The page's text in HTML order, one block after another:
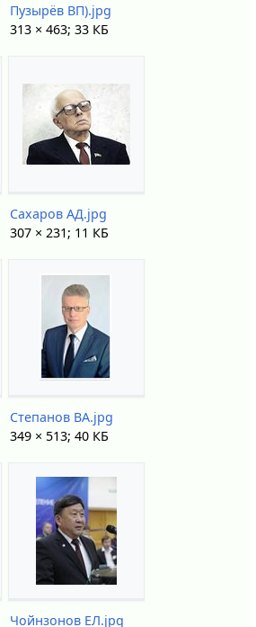
Пузырёв ВП).jpg
313 × 463; 33 КБ
Сахаров АД.jpg
307 × 231; 11 КБ
Степанов ВА.jpg
349 × 513; 40 КБ
Чойнзонов ЕЛ.jpg